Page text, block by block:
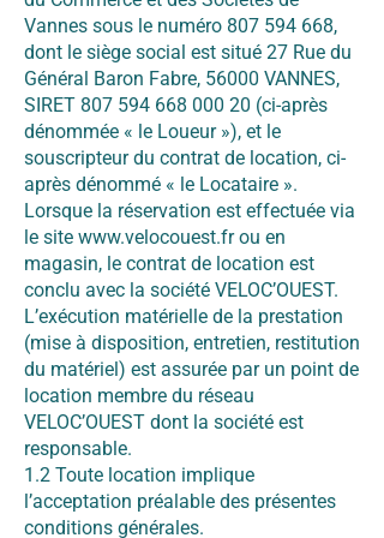
Vannes sous le numéro 807 594 668,
dont le siège social est situé 27 Rue du
Général Baron Fabre, 56000 VANNES,
SIRET 807 594 668 000 20 (ci-après
dénommée « le Loueur »), et le
souscripteur du contrat de location, ci-
après dénommé « le Locataire ».
Lorsque la réservation est effectuée via
le site www.velocouest.frou en
magasin, le contrat de location est
conclu avec la société VELOC’OUEST.
L’exécution matérielle de la prestation
(mise à disposition, entretien, restitution
du matériel) est assurée par un point de
location membre du réseau
VELOC’OUEST dont la société est
responsable.
1.2 Toute location implique
l’acceptation préalable des présentes
conditions générales.